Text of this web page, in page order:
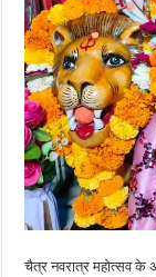
चैत्र नवरात्र महोत्सव के